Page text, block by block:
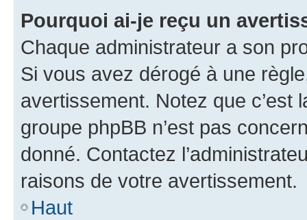
Pourquoi ai-je reçu un
Chaque administrateur a son
Si vous avez dérogé à une
avertissement. Notez que c’est
groupe phpBB n’est pas
donné. Contactez
raisons de votre avertissement.
Haut